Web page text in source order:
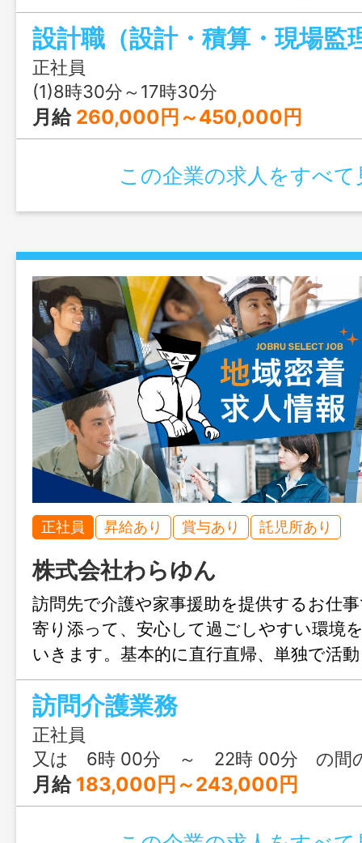
らのリピート工事率７割。 ■塗装、水廻
ら大規模改修工事、 古民家改修工事や
い施工案件を担当。 ■社内でのデスク
く、 お客様ヘ自らの設計を直接提案で
す。 ■資格取得支援制度あり。 ※変更
定める業務
正社員
(1)8時30分～17時30分
月給 260,000円～450,000円
この企業の求人をすべて
正社員 昇給あり 賞与あり 託児所あり
株式会社わらゆん
訪問先で介護や家事援助を提供するお仕
寄り添って、安心して過ごしやすい環境
いきます。基本的に直行直帰、単独で活
るまでは先輩と同行しますのでご安心下
後でこれから実務を積みたい方の応募
変更範囲：育児ヘルパー
訪問介護業務
正社員
又は 6時 00分 ～ 22時 00分 の間
月給 183,000円～243,000円